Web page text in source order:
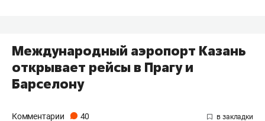
Международный аэропорт Казань
открывает рейсы в Прагу и
Барселону
Комментарии 40